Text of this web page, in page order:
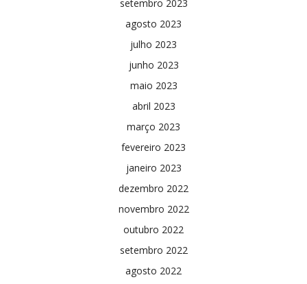
setembro 2023
agosto 2023
julho 2023
junho 2023
maio 2023
abril 2023
março 2023
fevereiro 2023
janeiro 2023
dezembro 2022
novembro 2022
outubro 2022
setembro 2022
agosto 2022